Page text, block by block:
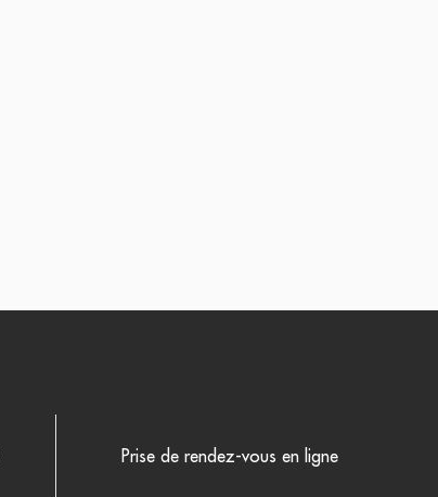
Prise de rendez-vous en ligne